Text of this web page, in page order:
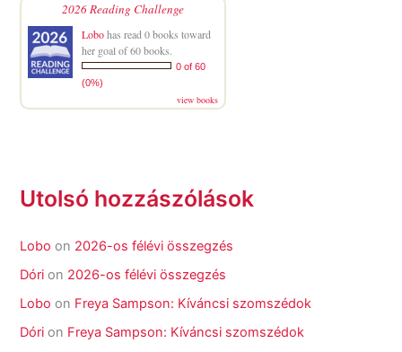
2026 Reading Challenge
Lobohas read 0 books toward
her goal of 60 books.
0 of 60
(0%)
view books
Utolsó hozzászólások
Lobo on 2026-os félévi összegzés
Dóri on 2026-os félévi összegzés
Lobo on Freya Sampson: Kíváncsi szomszédok
Dóri on Freya Sampson: Kíváncsi szomszédok